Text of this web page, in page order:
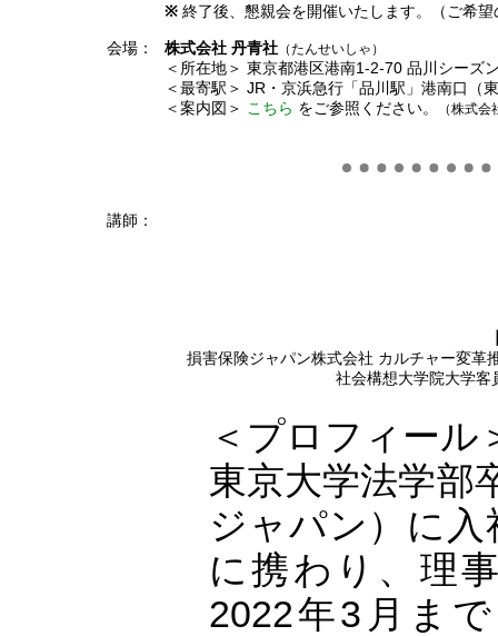
※ 終了後、懇親会を開催いたします。（ご希望
会場： 株式会社 丹青社 （たんせいしゃ）
＜所在地＞ 東京都港区港南1-2-70 品川シーズ
＜最寄駅＞ JR・京浜急行「品川駅」港南口（
＜案内図＞ こちら をご参照ください。 （株式
講師：
損害保険ジャパン株式会社 カルチャー変革
社会構想大学院大学客
＜プロフィール
東京大学法学部
ジャパン）に
に携わり、理
2022年3月ま